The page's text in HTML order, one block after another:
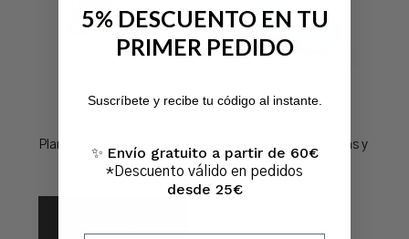
Plantilla DEPORTE adulto
IVA Incl.
Apósitos para ampollas y
rozaduras – Pack 2
5% DESCUENTO EN TU
PRIMER PEDIDO
Suscríbete y recibe tu código al instante.
✨ Envío gratuito a partir de 60€
*Descuento válido en pedidos
desde 25€